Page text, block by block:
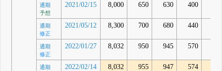
通期
予想
2021/02/15 8,000 650 630 400
通期
修正
2021/05/12 8,300 700 680 440
通期
修正
2022/01/27 8,032 950 945 570
通期
2022/02/14 8,032 955 947 574